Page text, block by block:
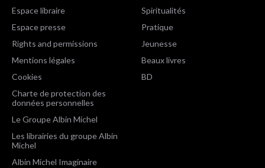
Espace libraire
Espace presse
Rights and permissions
Mentions légales
Cookies
Charte de protection des
données personnelles
Le Groupe Albin Michel
Les librairies du groupe Albin
Michel
Albin Michel Imaginaire
Spiritualités
Pratique
Jeunesse
Beaux livres
BD